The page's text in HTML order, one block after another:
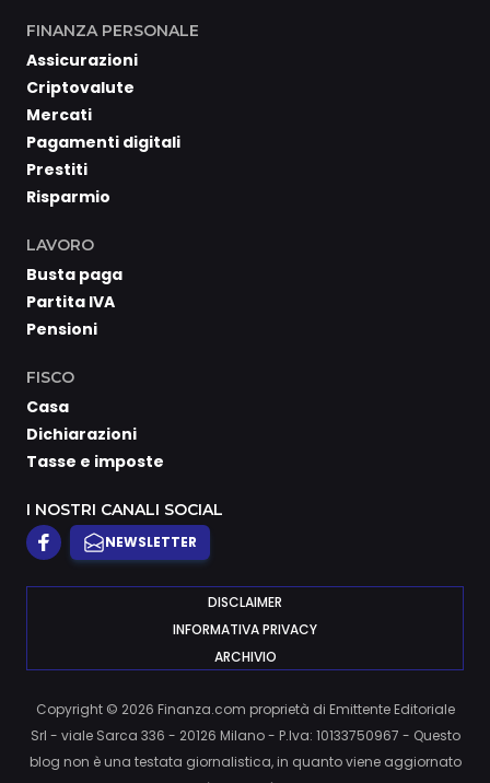
FINANZA PERSONALE
Assicurazioni
Criptovalute
Mercati
Pagamenti digitali
Prestiti
Risparmio
LAVORO
Busta paga
Partita IVA
Pensioni
FISCO
Casa
Dichiarazioni
Tasse e imposte
I NOSTRI CANALI SOCIAL
NEWSLETTER
DISCLAIMER
INFORMATIVA PRIVACY
ARCHIVIO
Copyright © 2026 Finanza.com proprietà di Emittente Editoriale
Srl - viale Sarca 336 - 20126 Milano - P.Iva: 10133750967 - Questo
blog non è una testata giornalistica, in quanto viene aggiornato